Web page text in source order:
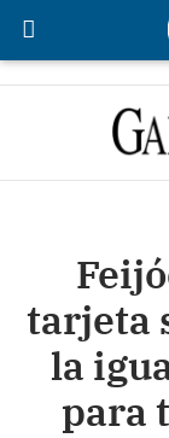
tarjeta
la
para